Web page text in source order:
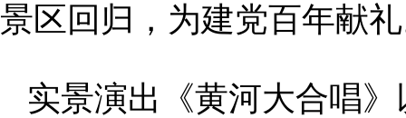
景区回归，为建党百年献
实景演出《黄河大合唱